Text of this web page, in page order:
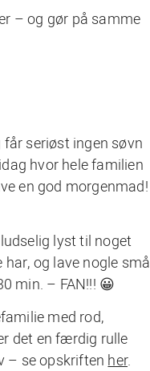
– og gør på samme
seriøst ingen søvn
hvor hele familien
en god morgenmad!
lyst til noget
og lave nogle små
min. – FAN!!! 😀
med rod,
det en færdig rulle
– se opskriften her.